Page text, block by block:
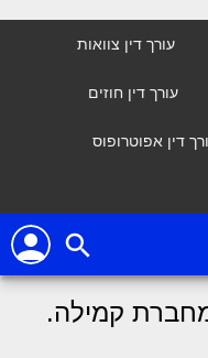
עורך דין צוואות
עורך דין חוזים
דין אפוטרופוס
search
person
קמילה.